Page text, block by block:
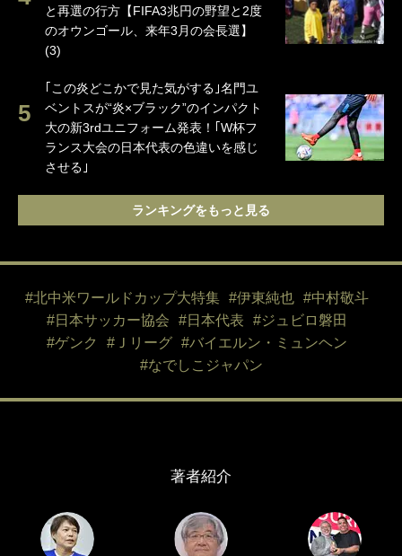
と再選の行方【FIFA3兆円の野望と2度
のオウンゴール、来年3月の会長選】
(3)
｢この炎どこかで見た気がする｣名門ユ
ベントスが“炎×ブラック”のインパクト
大の新3rdユニフォーム発表！｢W杯フ
ランス大会の日本代表の色違いを感じ
させる｣
ランキングをもっと見る
#北中米ワールドカップ大特集 #伊東純也
#中村敬斗
#日本サッカー協会
#日本代表
#ジュビロ磐田
#ゲンク
#Ｊリーグ
#バイエルン・ミュンヘン
#なでしこジャパン
著者紹介